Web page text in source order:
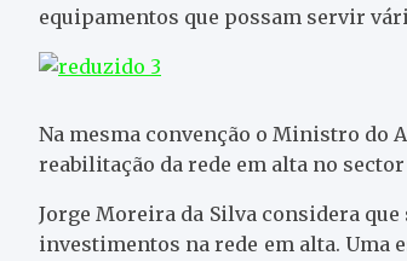
equipamentos que possam servir
Na mesma convenção o Ministro do
reabilitação da rede em alta no
Jorge Moreira da Silva considera
investimentos na rede em alta. Uma